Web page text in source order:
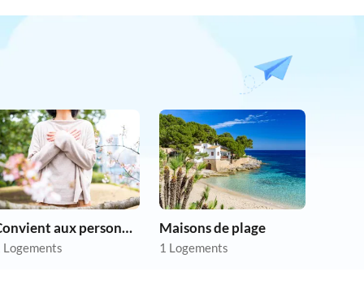
Convient aux personnes allergiques
Logements
Maisons de plage
1 Logements